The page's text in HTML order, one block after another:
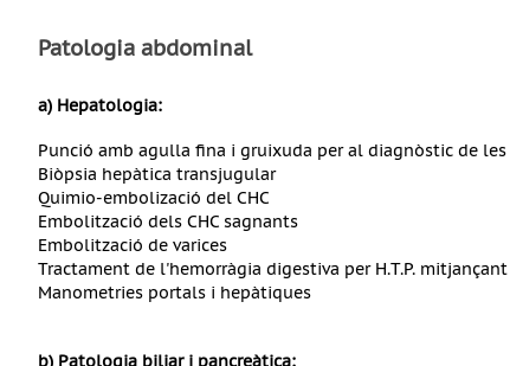
Patologia abdominal
a) Hepatologia:
Punció amb agulla fina i gruixuda per al diagnòstic de
Biòpsia hepàtica transjugular
Quimio-embolizació del CHC
Embolització dels CHC sagnants
Embolització de varices
Tractament de l'hemorràgia digestiva per H.T.P. mitjançant
Manometries portals i hepàtiques
b) Patologia biliar i pancreàtica: